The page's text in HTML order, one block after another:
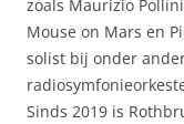
zoals Maurizio
Mouse on Mars en
solist bij onder
Sinds 2019 is